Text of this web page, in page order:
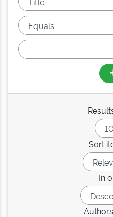
Sort
In